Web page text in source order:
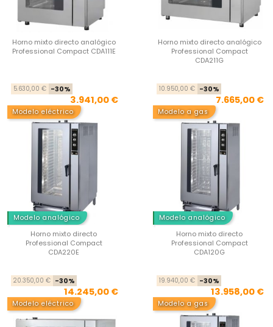
Horno mixto directo analógico
Professional Compact CDA111E
Precio base
5.630,00 € -30%
3.941,00 €
Horno mixto directo analógico
Professional Compact
CDA211G
10.950,00 € -30%
7.665,00 €
Modelo eléctrico
Modelo analógico
Horno mixto directo
Professional Compact
CDA220E
Precio base
20.350,00 € -30%
14.245,00 €
Modelo a gas
Modelo analógico
Horno mixto directo
Professional Compact
CDA120G
19.940,00 € -30%
13.958,00 €
Modelo eléctrico Modelo a gas